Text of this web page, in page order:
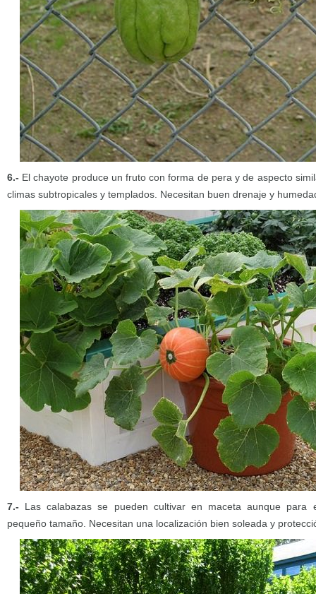
6.- El chayote produce un fruto con forma de pera y de aspecto
climas subtropicales y templados. Necesitan buen drenaje y
7.- Las calabazas se pueden cultivar en maceta aunque para
pequeño tamaño. Necesitan una localización bien soleada y